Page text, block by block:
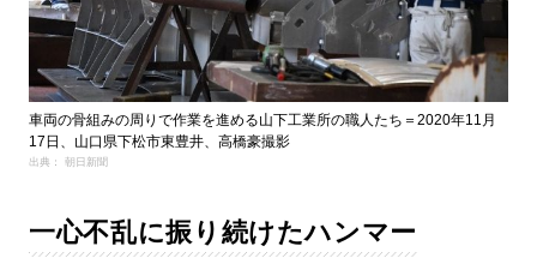
車両の骨組みの周りで作業を進める山下工業所の職人たち＝2020年11月
17日、山口県下松市東豊井、高橋豪撮影
出典： 朝日新聞
一心不乱に振り続けたハンマー